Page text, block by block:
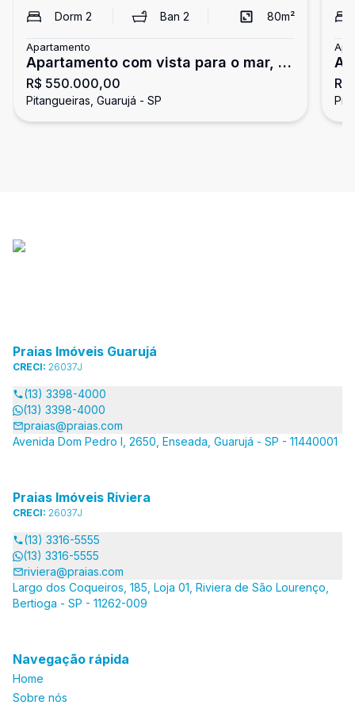
Dorm 2 Ban2 80m²
Apartamento
Apartamento com vista para o mar, 2
dormitórios, Pitangueiras, Guarujá
R$ 550.000,00
Pitangueiras, Guarujá - SP
Praias Imóveis Guarujá
CRECI: 26037J
(13) 3398-4000
(13) 3398-4000
praias@praias.com
Avenida Dom Pedro I, 2650, Enseada, Guarujá - SP - 11440001
Praias Imóveis Riviera
CRECI: 26037J
(13) 3316-5555
(13) 3316-5555
riviera@praias.com
Largo dos Coqueiros, 185, Loja 01, Riviera de São Lourenço,
Bertioga - SP - 11262-009
Navegação rápida
Home
Sobre nós